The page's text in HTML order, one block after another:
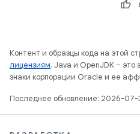
Контент и образцы кода на этой
лицензиям. Java и OpenJDK – это
знаки корпорации Oracle и ее
Последнее обновление: 2026-07-